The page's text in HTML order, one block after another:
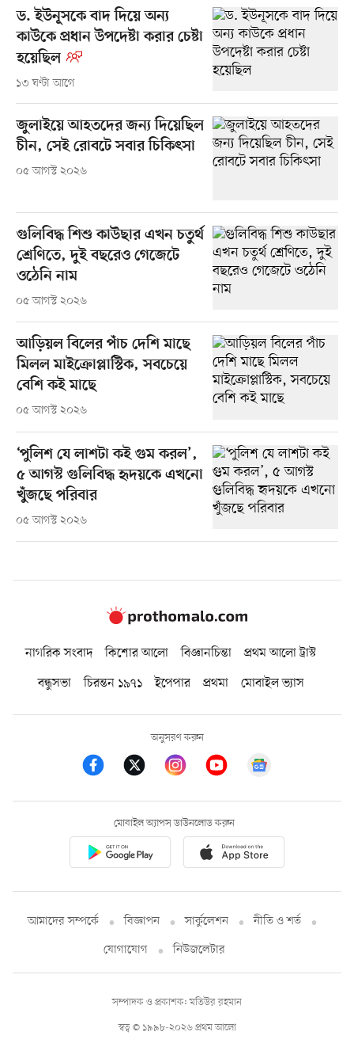
ড. ইউনূসকে বাদ দিয়ে অন্য
কাউকে প্রধান উপদেষ্টা করার চেষ্টা
হয়েছিল
১৩ ঘণ্টা আগে
জুলাইয়ে আহতদের জন্য দিয়েছিল
চীন, সেই রোবটে সবার চিকিৎসা
০৫ আগস্ট ২০২৬
গুলিবিদ্ধ শিশু কাউছার এখন চতুর্থ
শ্রেণিতে, দুই বছরেও গেজেটে
ওঠেনি নাম
০৫ আগস্ট ২০২৬
আড়িয়ল বিলের পাঁচ দেশি মাছে
মিলল মাইক্রোপ্লাস্টিক, সবচেয়ে
বেশি কই মাছে
০৫ আগস্ট ২০২৬
‘পুলিশ যে লাশটা কই গুম করল’,
৫ আগস্ট গুলিবিদ্ধ হৃদয়কে এখনো
খুঁজছে পরিবার
০৫ আগস্ট ২০২৬
নাগরিক সংবাদ কিশোর আলো বিজ্ঞানচিন্তা
প্রথম আলো ট্রাস্ট
বন্ধুসভা
চিরন্তন ১৯৭১ ইপেপার প্রথমা মোবাইল ভ্যাস
অনুসরণ করুন
মোবাইল অ্যাপস ডাউনলোড করুন
আমাদের সম্পর্কে বিজ্ঞাপন সার্কুলেশন
নীতি ও শর্ত
যোগাযোগ
নিউজলেটার
স্বত্ব © ১৯৯৮-২০২৬ প্রথম আলো
সম্পাদক ও প্রকাশক: মতিউর রহমান